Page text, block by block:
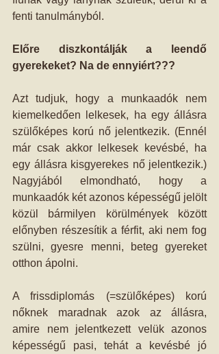
fenti tanulmányból.
Előre diszkontálják a leendő
gyerekeket? Na de ennyiért???
Azt tudjuk, hogy a munkaadók nem
kiemelkedően lelkesek, ha egy állásra
szülőképes korú nő jelentkezik. (Ennél
már csak akkor lelkesek kevésbé, ha
egy állásra kisgyerekes nő jelentkezik.)
Nagyjából elmondható, hogy a
munkaadók két azonos képességű jelölt
közül bármilyen körülmények között
előnyben részesítik a férfit, aki nem fog
szülni, gyesre menni, beteg gyereket
otthon ápolni.
A frissdiplomás (=szülőképes) korú
nőknek maradnak azok az állásra,
amire nem jelentkezett velük azonos
képességű pasi, tehát a kevésbé jó